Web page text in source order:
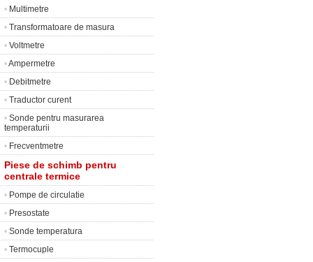
• Multimetre
• Transformatoare de masura
• Voltmetre
•Ampermetre
• Debitmetre
• Traductor curent
• Sonde pentru masurarea
temperaturii
• Frecventmetre
Piese de schimb pentru
centrale termice
• Pompe de circulatie
• Presostate
• Sonde temperatura
• Termocuple